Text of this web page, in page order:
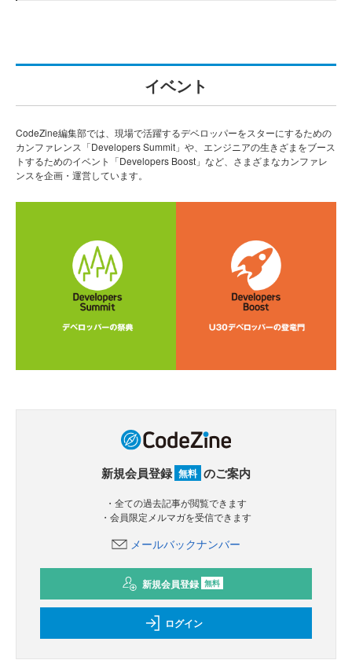
イベント
CodeZine編集部では、現場で活躍するデベロッパーをスターにするための
カンファレンス「Developers Summit」や、エンジニアの生きざまをブース
トするためのイベント「Developers Boost」など、さまざまなカンファレ
ンスを企画・運営しています。
新規会員登録 無料 のご案内
・全ての過去記事が閲覧できます
・会員限定メルマガを受信できます
メールバックナンバー
新規会員登録 無料
ログイン